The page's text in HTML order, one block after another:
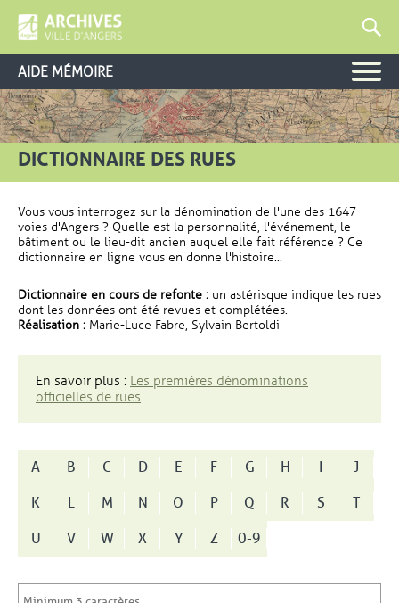
AIDE MÉMOIRE
DICTIONNAIRE DES RUES
Vous vous interrogez sur la dénomination de l'une des 1647
voies d'Angers ? Quelle est la personnalité, l'événement, le
bâtiment ou le lieu-dit ancien auquel elle fait référence ? Ce
dictionnaire en ligne vous en donne l'histoire...
Dictionnaire en cours de refonte : un astérisque indique les rues
dont les données ont été revues et complétées.
Réalisation : Marie-Luce Fabre, Sylvain Bertoldi
En savoir plus : Les premières dénominations
officielles de rues
A B C D E F G H I
J
K
L M N O P Q R S
T
U
V W X Y Z 0-9